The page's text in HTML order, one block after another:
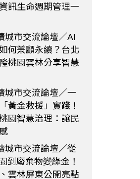
訊生命週期管理一
城市交流論壇／AI
何兼顧永續？台北
桃園雲林分享智慧
城市交流論壇／一
黃金救援」實踐！
園智慧治理：讓民
城市交流論壇／從
到廢棄物變綠金！
雲林屏東公開亮點